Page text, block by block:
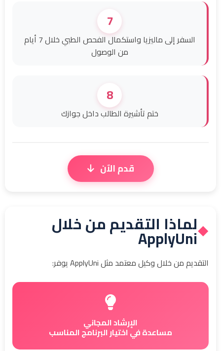
7
السفر إلى ماليزيا واستكمال الفحص الطبي خلال 7 أيام
من الوصول
8
ختم تأشيرة الطالب داخل جوازك
قدم الآن
◆لماذا التقديم من خلال
ApplyUni
التقديم من خلال وكيل معتمد مثل ApplyUni يوفر:
الإرشاد المجاني
مساعدة في اختيار البرنامج المناسب